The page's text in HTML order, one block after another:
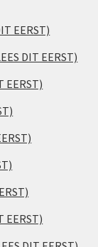
EERST)
DIT EERST)
EERST)
EERST)